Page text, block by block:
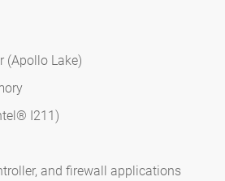
(Apollo Lake)
I211)
and firewall applications